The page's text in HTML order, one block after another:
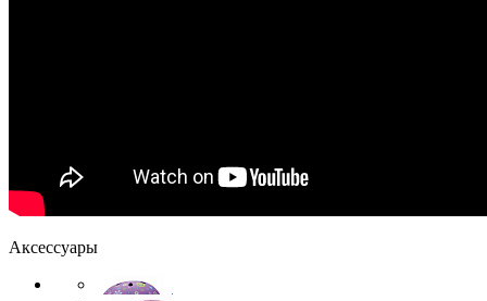
Аксессуары